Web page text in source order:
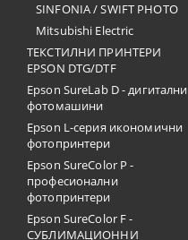
SINFONIA / SWIFT PHOTO
Mitsubishi Electric
ТЕКСТИЛНИ ПРИНТЕРИ
EPSON DTG/DTF
Epson SureLab D - дигитални
фотомашини
Epson L-серия икономични
фотопринтери
Epson SureColor P -
професионални
фотопринтери
Epson SureColor F -
СУБЛИМАЦИОННИ